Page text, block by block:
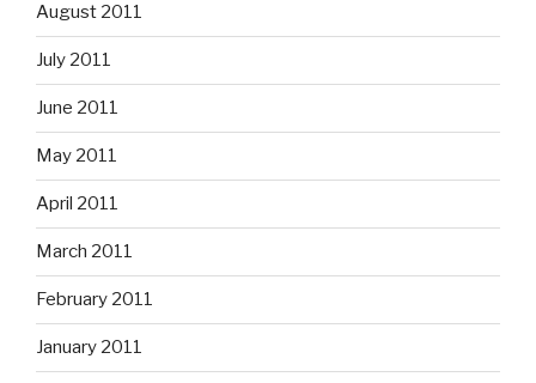
August 2011
July 2011
June 2011
May 2011
April 2011
March 2011
February 2011
January 2011